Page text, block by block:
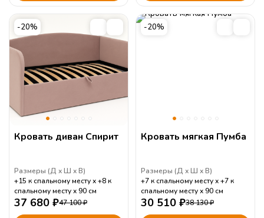
-20%
Кровать диван Спирит
Размеры (Д Ш В)
+15 к спальному месту
+8 к
спальному месту
90 см
37 680 ₽47 100₽
-20%
Кровать мягкая Пумба
Размеры (Д Ш В)
+7 к спальному месту
+7 к
спальному месту
90 см
30 510 ₽38 130₽